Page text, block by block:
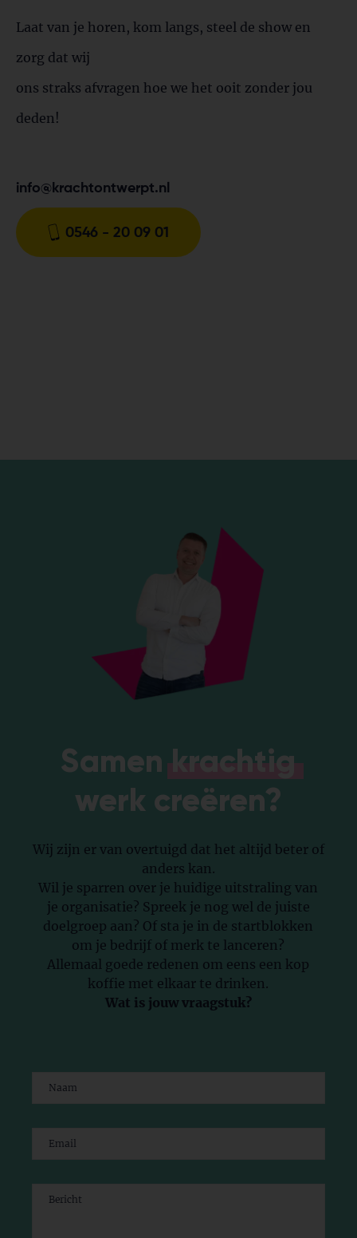
Laat van je horen, kom langs, steel de show en
zorg dat wij
ons straks afvragen hoe we het ooit zonder jou
deden!
0546 - 20 09 01
info@krachtontwerpt.nl
Samen krachtig
werk creëren?
Wij zijn er van overtuigd dat het altijd beter of
anders kan.
Wil je sparren over je huidige uitstraling van
je organisatie? Spreek je nog wel de juiste
doelgroep aan? Of sta je in de startblokken
om je bedrijf of merk te lanceren?
Allemaal goede redenen om eens een kop
koffie met elkaar te drinken.
Wat is jouw vraagstuk?
Naam
Email (Vereist)
Bericht